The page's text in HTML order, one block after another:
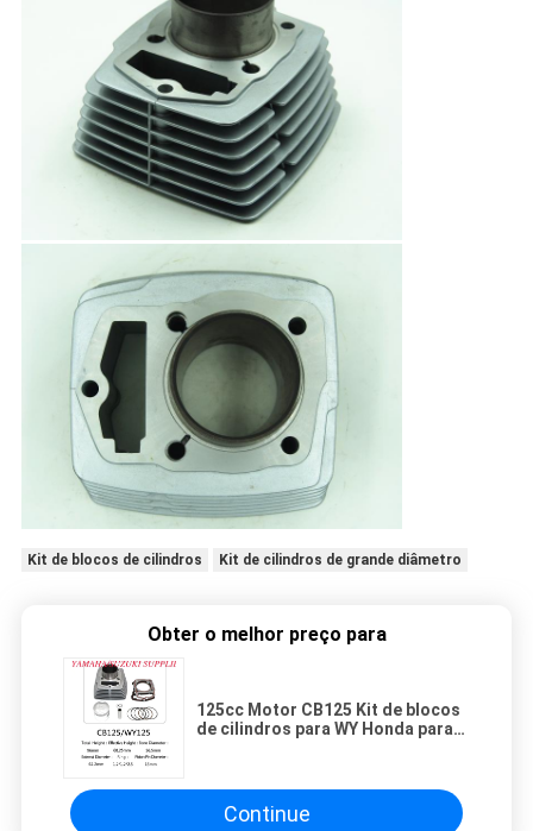
Kit de blocos de cilindros Kit de cilindros de grande diâmetro
Obter o melhor preço para
125cc Motor CB125 Kit de blocos
de cilindros para WY Honda para
Continue